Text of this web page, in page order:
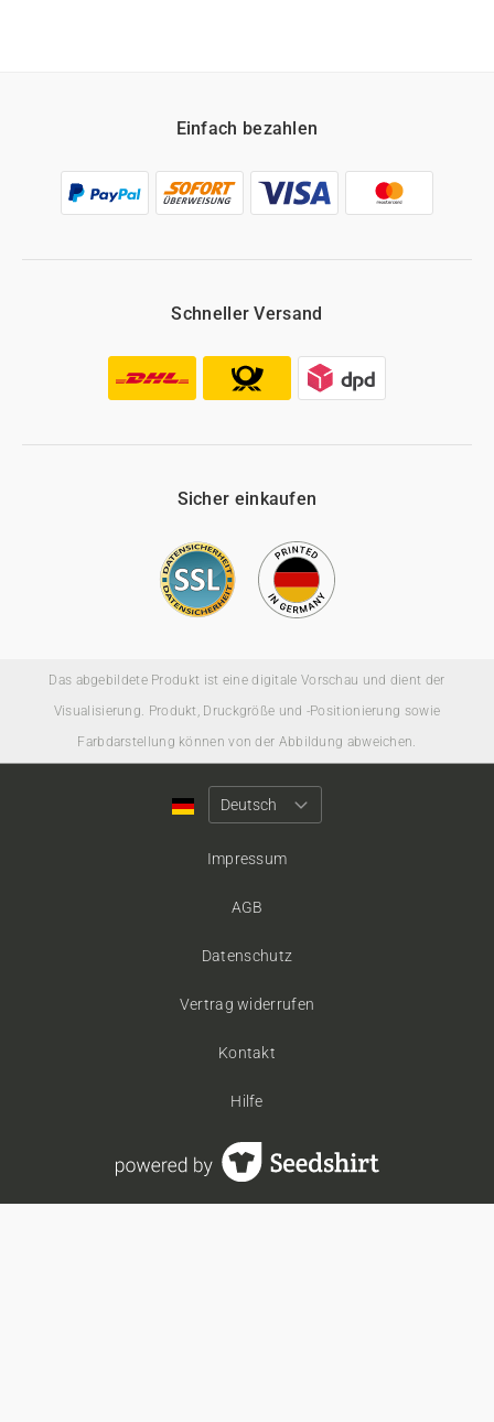
Einfach bezahlen
Schneller Versand
Sicher einkaufen
Das abgebildete Produkt ist eine digitale Vorschau und dient der
Visualisierung. Produkt, Druckgröße und -Positionierung sowie
Farbdarstellung können von der Abbildung abweichen.
Impressum
AGB
Datenschutz
Vertrag widerrufen
Kontakt
Hilfe